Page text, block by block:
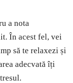
a nota
În acest fel, vei
să te relaxezi și
adecvată îți